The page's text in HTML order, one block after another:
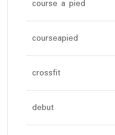
course a pied
courseapied
crossfit
debut